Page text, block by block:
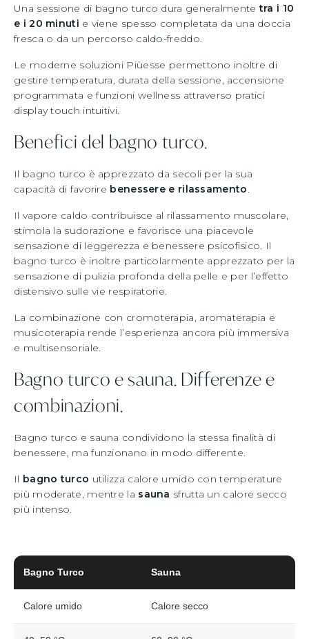
Una sessione di bagno turco dura generalmentetra i 10
e i 20 minuti e viene spesso completata da una doccia
fresca o da un percorso caldo-freddo.
Le moderne soluzioni Piùesse permettono inoltre di
gestire temperatura, durata della sessione, accensione
programmata e funzioni wellness attraverso pratici
display touch intuitivi.
Benefici del bagno turco.
Il bagno turco è apprezzato da secoli per la sua
capacità di favorire benessere e rilassamento.
Il vapore caldo contribuisce al rilassamento muscolare,
stimola la sudorazione e favorisce una piacevole
sensazione di leggerezza e benessere psicofisico. Il
bagno turco è inoltre particolarmente apprezzato per la
sensazione di pulizia profonda della pelle e per l’effetto
distensivo sulle vie respiratorie.
La combinazione con cromoterapia, aromaterapia e
musicoterapia rende l’esperienza ancora più immersiva
e multisensoriale.
Bagno turco e sauna. Differenze e
combinazioni.
Bagno turco e sauna condividono la stessa finalità di
benessere, ma funzionano in modo differente.
Il bagno turco utilizza calore umido con temperature
più moderate, mentre la sauna sfrutta un calore secco
più intenso.
Bagno Turco Sauna
Calore umido Calore secco